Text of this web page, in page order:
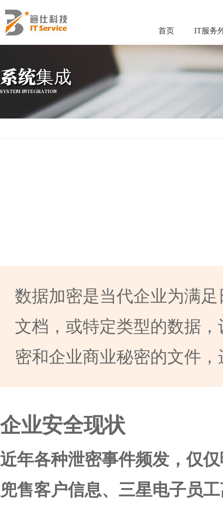
首页 IT服务
系统集成
SYSTEM INTEGRATION
数据加密是当代企业为满
文档，或特定类型的数据
密和企业商业秘密的文件
企业安全现状
近年各种泄密事件频发，仅
兜售客户信息、三星电子员